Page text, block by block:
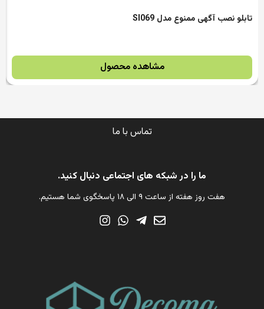
تابلو نصب آگهی ممنوع مدل SI069
مشاهده محصول
تماس با ما
ما را در شبکه های اجتماعی دنبال کنید.
هفت روز هفته از ساعت ۹ الی ۱۸ پاسخگوی شما هستیم.